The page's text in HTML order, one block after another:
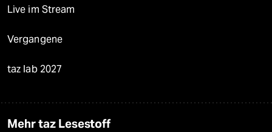
Live im Stream
Vergangene
taz lab 2027
Mehr taz Lesestoff